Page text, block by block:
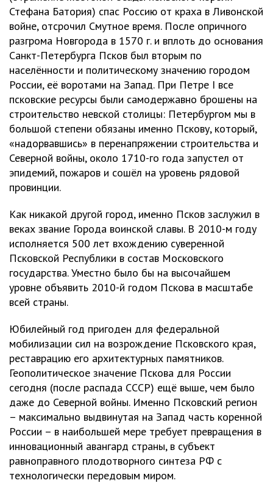
Стефана Батория) спас Россию от краха в Ливонской
войне, отсрочил Смутное время. После опричного
разгрома Новгорода в 1570 г. и вплоть до основания
Санкт-Петербурга Псков был вторым по
населённости и политическому значению городом
России, её воротами на Запад. При Петре I все
псковские ресурсы были самодержавно брошены на
строительство невской столицы: Петербургом мы в
большой степени обязаны именно Пскову, который,
«надорвавшись» в перенапряжении строительства и
Северной войны, около 1710-го года запустел от
эпидемий, пожаров и сошёл на уровень рядовой
провинции.
Как никакой другой город, именно Псков заслужил в
веках звание Города воинской славы. В 2010-м году
исполняется 500 лет вхождению суверенной
Псковской Республики в состав Московского
государства. Уместно было бы на высочайшем
уровне объявить 2010-й годом Пскова в масштабе
всей страны.
Юбилейный год пригоден для федеральной
мобилизации сил на возрождение Псковского края,
реставрацию его архитектурных памятников.
Геополитическое значение Пскова для России
сегодня (после распада СССР) ещё выше, чем было
даже до Северной войны. Именно Псковский регион
– максимально выдвинутая на Запад часть коренной
России – в наибольшей мере требует превращения в
инновационный авангард страны, в субъект
равноправного плодотворного синтеза РФ с
технологически передовым миром.